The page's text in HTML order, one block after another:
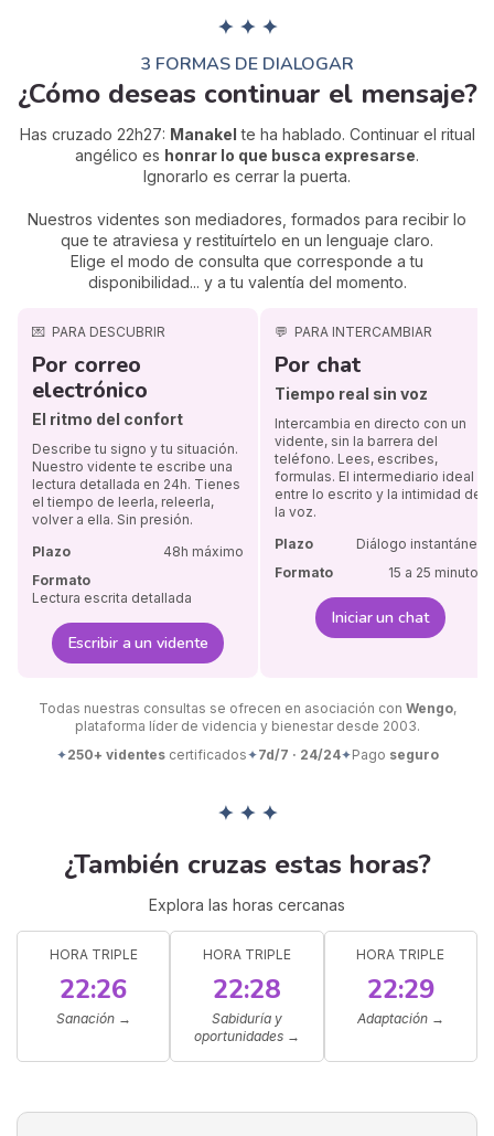
✦ ✦ ✦
3 FORMAS DE DIALOGAR
¿Cómo deseas continuar el mensaje?
Has cruzado 22h27: Manakel te ha hablado. Continuar el ritual
angélico es honrar lo que busca expresarse.
Ignorarlo es cerrar la puerta.
Nuestros videntes son mediadores, formados para recibir lo
que te atraviesa y restituírtelo en un lenguaje claro.
Elige el modo de consulta que corresponde a tu
disponibilidad... y a tu valentía del momento.
💌 PARA DESCUBRIR
Por correo
electrónico
El ritmo del confort
Describe tu signo y tu situación.
Nuestro vidente te escribe una
lectura detallada en 24h. Tienes
el tiempo de leerla, releerla,
volver a ella. Sin presión.
Plazo
48h máximo
Formato
Lectura escrita detallada
Escribir a un vidente
💬 PARA INTERCAMBIAR
Por chat
Tiempo real sin voz
Intercambia en directo con un
vidente, sin la barrera del
teléfono. Lees, escribes,
formulas. El intermediario ideal
entre lo escrito y la intimidad de
la voz.
Plazo
Diálogo instantáneo
Formato
15 a 25 minutos
Iniciar un chat
Todas nuestras consultas se ofrecen en asociación con Wengo,
plataforma líder de videncia y bienestar desde 2003.
✦250+ videntescertificados✦7d/7 · 24/24✦Pago seguro
✦ ✦ ✦
¿También cruzas estas horas?
Explora las horas cercanas
HORA TRIPLE
22:26
Sanación→
HORA TRIPLE
22:28
Sabiduría y
oportunidades→
HORA TRIPLE
22:29
Adaptación→